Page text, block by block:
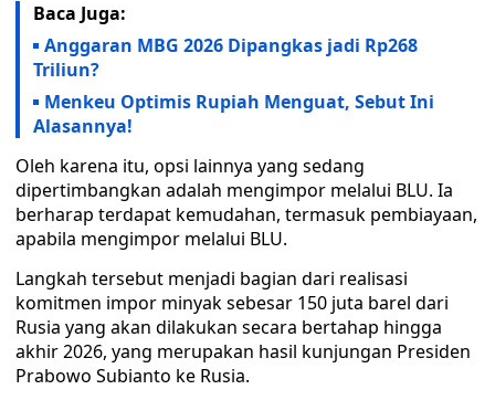
Baca Juga:
Anggaran MBG 2026 Dipangkas jadi Rp268
Triliun?
Menkeu Optimis Rupiah Menguat, Sebut Ini
Alasannya!
Oleh karena itu, opsi lainnya yang sedang
dipertimbangkan adalah mengimpor melalui BLU. Ia
berharap terdapat kemudahan, termasuk pembiayaan,
apabila mengimpor melalui BLU.
Langkah tersebut menjadi bagian dari realisasi
komitmen impor minyak sebesar 150 juta barel dari
Rusia yang akan dilakukan secara bertahap hingga
akhir 2026, yang merupakan hasil kunjungan Presiden
Prabowo Subianto ke Rusia.